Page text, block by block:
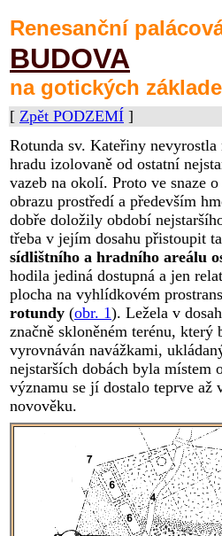
Renesanční
BUDOVA
na gotických
[ Zpět PODZEMÍ ]
Rotunda sv. Kateřiny
hradu izolovaně od ostatní
vazeb na okolí. Proto ve snaze
obrazu prostředí a především
dobře doložily období
třeba v jejím dosahu přistoupit
sídlištního a hradního areálu
hodila jediná dostupná a jen
plocha na vyhlídkovém
rotundy (obr. 1). Ležela v
značně skloněném terénu, který
vyrovnáván navážkami,
nejstarších dobách byla místem
významu se jí dostalo teprve až
novověku.